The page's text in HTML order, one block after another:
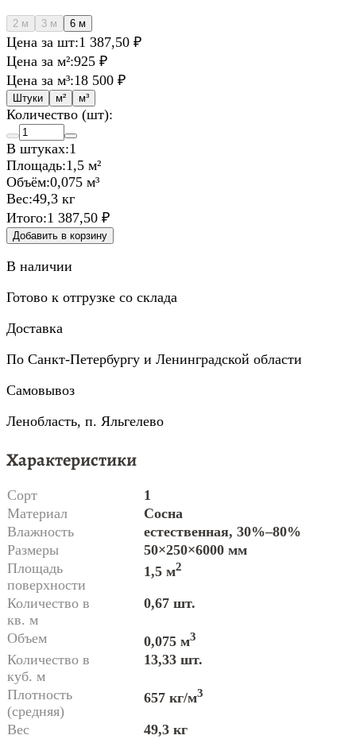
2 м 3 м 6 м
Цена за шт:1 387,50 ₽
Цена за м²:925 ₽
Цена за м³:18 500 ₽
Штуки м² м³
Количество (шт):
В штуках:1
Площадь:1,5 м²
Объём:0,075 м³
Вес:49,3 кг
Итого:1 387,50 ₽
Добавить в корзину
В наличии
Готово к отгрузке со склада
Доставка
По Санкт-Петербургу и Ленинградской области
Самовывоз
Ленобласть, п. Яльгелево
Характеристики
Сорт
1
Материал
Сосна
Влажность
естественная, 30%–80%
Размеры
50×250×6000 мм
Площадь
поверхности
1,5 м2
Количество в
кв. м
0,67 шт.
Объем 0,075 м3
Количество в
куб. м
13,33 шт.
Плотность
(средняя)
657 кг/м3
Вес 49,3 кг